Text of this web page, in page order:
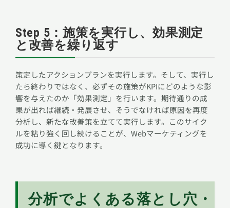
Step 5：施策を実行し、効果測定
と改善を繰り返す
策定したアクションプランを実行します。そして、実行し
たら終わりではなく、必ずその施策がKPIにどのような影
響を与えたのか「効果測定」を行います。期待通りの成
果が出れば継続・発展させ、そうでなければ原因を再度
分析し、新たな改善策を立てて実行します。このサイク
ルを粘り強く回し続けることが、Webマーケティングを
成功に導く鍵となります。
分析でよくある落とし穴・